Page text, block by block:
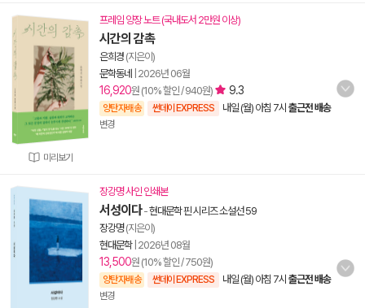
미리보기
프레임 양장 노트 (국내도서 2만원 이상)
시간의 감촉
은희경 (지은이)
문학동네
2026년 06월
16,920원 (10% 할인 / 940원) 9.3
양탄자배송 썬데이 EXPRESS 내일 (월) 아침 7시 출근전 배송
변경
장강명 사인 인쇄본
서성이다-현대문학 핀 시리즈 소설선 59
장강명(지은이)
현대문학| 2026년 08월
13,500원 (10% 할인 / 750원)
양탄자배송 썬데이 EXPRESS 내일 (월) 아침 7시 출근전 배송
변경